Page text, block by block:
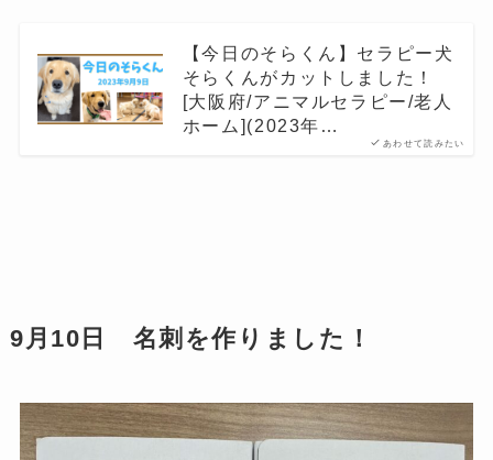
あわせて読みたい
【今日のそらくん】セラピー犬
そらくんがカットしました！
[大阪府/アニマルセラピー/老人
ホーム](2023年…
9月10日 名刺を作りました！